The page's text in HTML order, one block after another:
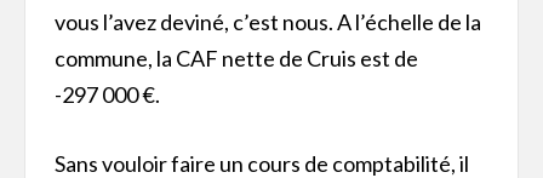
vous l’avez deviné, c’est nous. A l’échelle de la
commune, la CAF nette de Cruis est de
-297 000 €.
Sans vouloir faire un cours de comptabilité, il